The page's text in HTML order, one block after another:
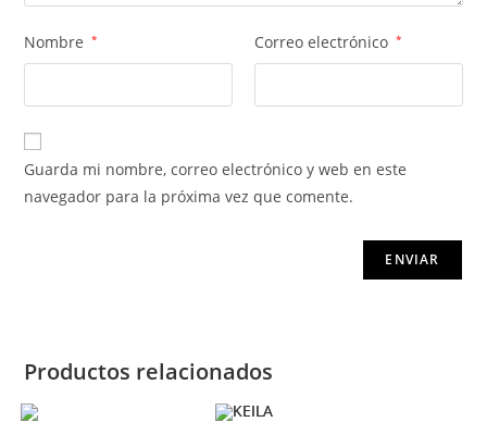
Nombre * Correo electrónico *
Guarda mi nombre, correo electrónico y web en este
navegador para la próxima vez que comente.
Productos relacionados